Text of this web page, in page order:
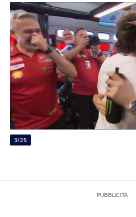
3/25
PUBBLICITÀ